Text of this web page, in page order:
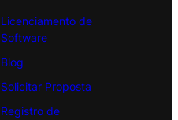
Licenciamento de
Software
Blog
Solicitar Proposta
Registro de